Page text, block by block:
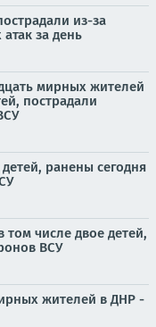
из-за
за день
мирных жителей
пострадали
ранены сегодня
числе двое детей,
ВСУ
жителей в ДНР -